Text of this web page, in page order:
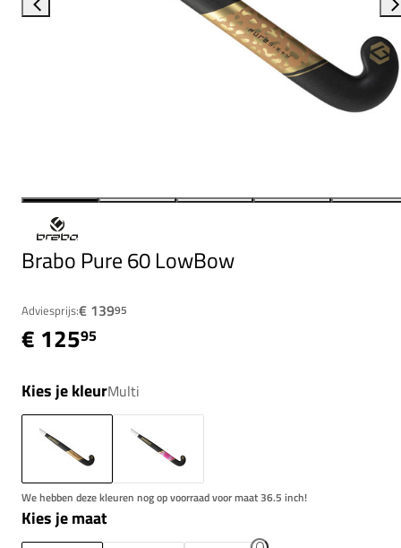
Brabo Pure 60 LowBow
Adviesprijs:€ 13995
€ 12595
Kies je kleurMulti
We hebben deze kleuren nog op voorraad voor maat 36.5 inch!
Kies je maat